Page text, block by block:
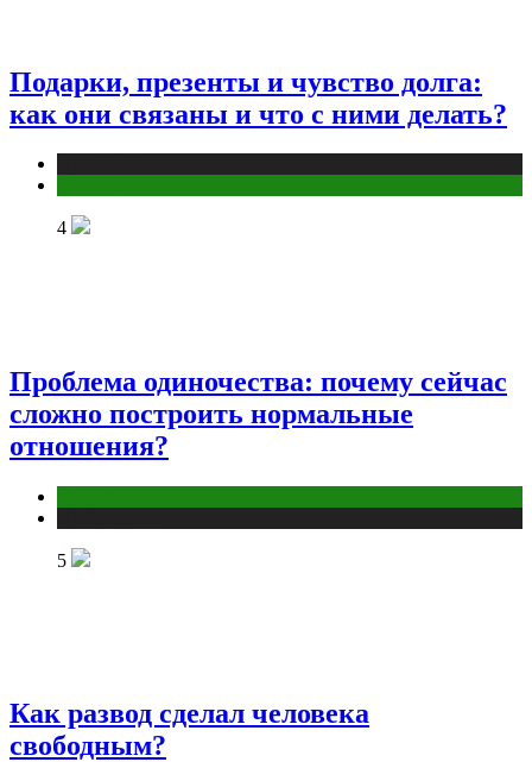
Подарки, презенты и чувство долга:
как они связаны и что с ними делать?
4
Проблема одиночества: почему сейчас
сложно построить нормальные
отношения?
5
Как развод сделал человека
свободным?